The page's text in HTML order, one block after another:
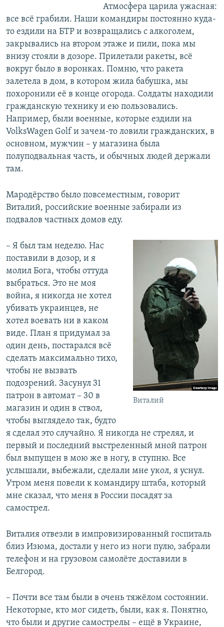
Атмосфера царила ужасная:
все всё грабили. Наши командиры постоянно куда-
то ездили на БТР и возвращались с алкоголем,
закрывались на втором этаже и пили, пока мы
внизу стояли в дозоре. Прилетали ракеты, всё
вокруг было в воронках. Помню, что ракета
залетела в дом, в котором жила бабушка, мы
похоронили её в конце огорода. Солдаты находили
гражданскую технику и ею пользовались.
Например, были военные, которые ездили на
VolksWagen Golf и зачем-то ловили гражданских, в
основном, мужчин – у магазина была
полуподвальная часть, и обычных людей держали
там.
Мародёрство было повсеместным, говорит
Виталий, российские военные забирали из
подвалов частных домов еду.
Виталий
– Я был там неделю. Нас
поставили в дозор, и я
молил Бога, чтобы оттуда
выбраться. Это не моя
война, я никогда не хотел
убивать украинцев, не
хотел воевать ни в каком
виде. План я придумал за
один день, постарался всё
сделать максимально тихо,
чтобы не вызвать
подозрений. Засунул 31
патрон в автомат – 30 в
магазин и один в ствол,
чтобы выглядело так, будто
я сделал это случайно. Я никогда не стрелял, и
первый и последний выстреленный мной патрон
был выпущен в мою же в ногу, в ступню. Все
услышали, выбежали, сделали мне укол, я уснул.
Утром меня повели к командиру штаба, который
мне сказал, что меня в России посадят за
самострел.
Виталия отвезли в импровизированный госпиталь
близ Изюма, достали у него из ноги пулю, забрали
телефон и на грузовом самолёте доставили в
Белгород.
– Почти все там были в очень тяжёлом состоянии.
Некоторые, кто мог сидеть, были, как я. Понятно,
что были и другие самострелы – ещё в Украине,